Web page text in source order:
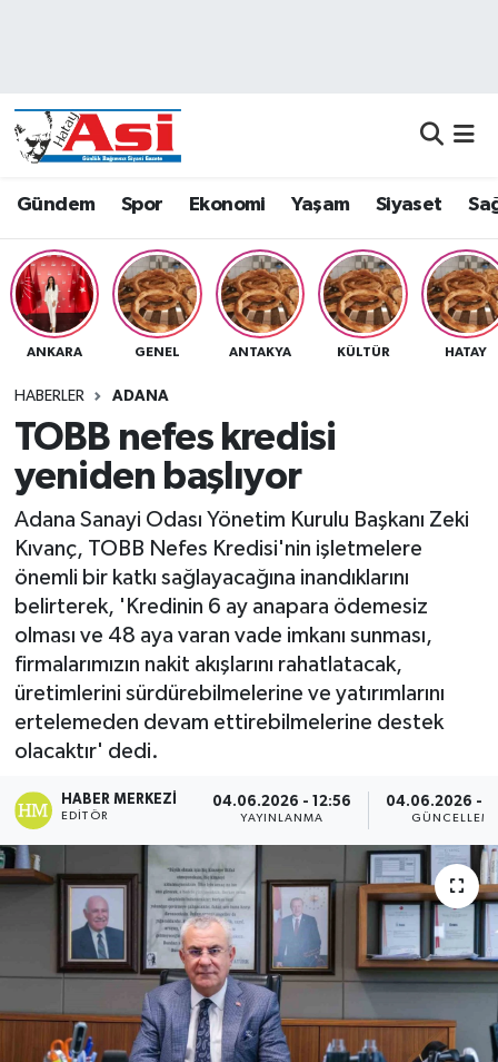
Gündem Spor Ekonomi Yaşam Siyaset
ANKARA GENEL ANTAKYA KÜLTÜR HATAY
HABERLER ADANA
TOBB nefes kredisi
yeniden başlıyor
Adana Sanayi Odası Yönetim Kurulu Başkanı Zeki
Kıvanç, TOBB Nefes Kredisi'nin işletmelere
önemli bir katkı sağlayacağına inandıklarını
belirterek, 'Kredinin 6 ay anapara ödemesiz
olması ve 48 aya varan vade imkanı sunması,
firmalarımızın nakit akışlarını rahatlatacak,
üretimlerini sürdürebilmelerine ve yatırımlarını
ertelemeden devam ettirebilmelerine destek
olacaktır' dedi.
HABER MERKEZI
EDITÖR
04.06.2026 - 12:56
YAYINLANMA
04.06.2026 -
Dünya
Eğitim
Ekonomi
Gündem
Sağlık
Siyaset
Spor
Teknoloji
Yaşam
Hava Durumu
Namaz Vakitleri
Trafik Durumu
Süper Lig Puan Durumu ve Fikstür
Son Dakika Haberleri
Haber Arşivi